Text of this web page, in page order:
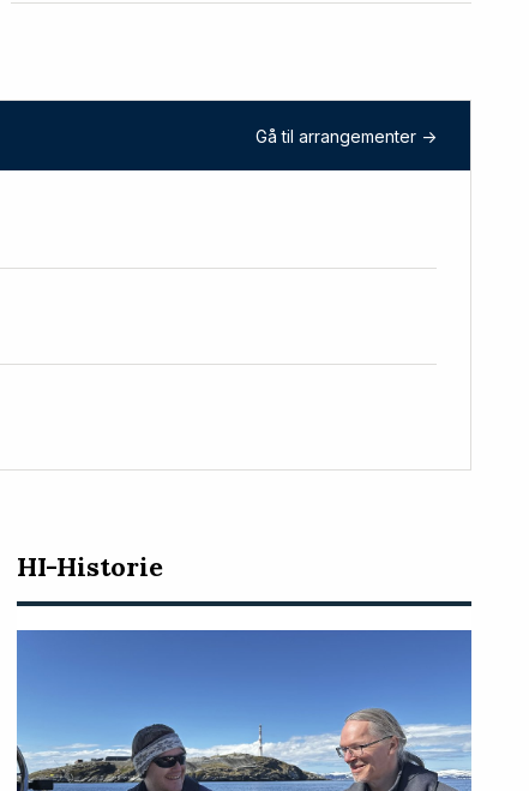
Gå til arrangementer ->
HI-Historie